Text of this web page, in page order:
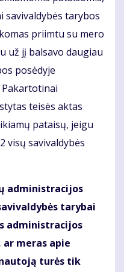
savivaldybės tarybos
priimtu su mero
už jį balsavo daugiau
posėdyje
teisės aktas
pataisų, jeigu
visų savivaldybės
administracijos
tarybai
administracijos
meras apie
turės tik